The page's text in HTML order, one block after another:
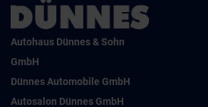
Autohaus Dünnes & Sohn
GmbH
Dünnes Automobile GmbH
Autosalon Dünnes GmbH